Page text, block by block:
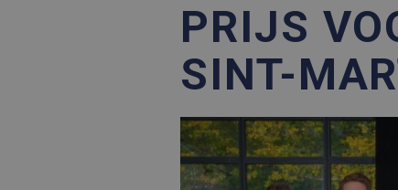
PRIJS
SINT-